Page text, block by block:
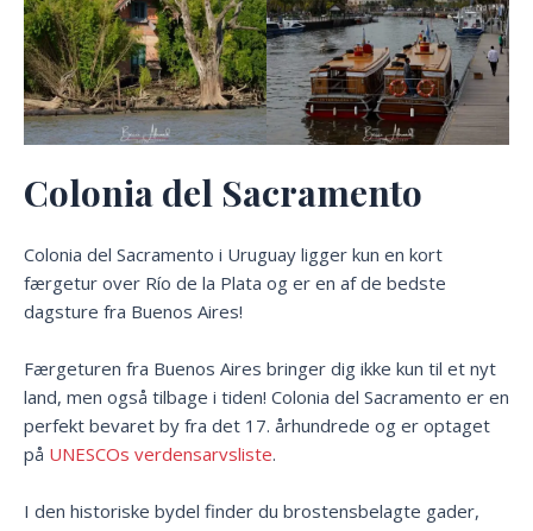
Colonia del Sacramento
Colonia del Sacramento i Uruguay ligger kun en kort
færgetur over Río de la Plata og er en af de bedste
dagsture fra Buenos Aires!
Færgeturen fra Buenos Aires bringer dig ikke kun til et nyt
land, men også tilbage i tiden! Colonia del Sacramento er en
perfekt bevaret by fra det 17. århundrede og er optaget
på UNESCOs verdensarvsliste.
I den historiske bydel finder du brostensbelagte gader,